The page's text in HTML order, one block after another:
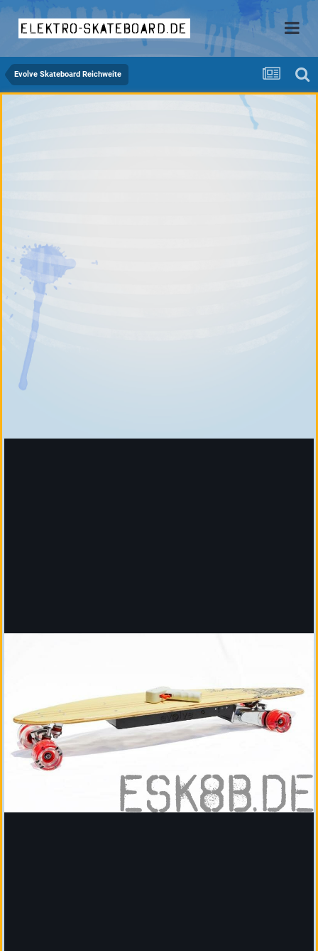
elektro-skateboard.de
Evolve Skateboard Reichweite